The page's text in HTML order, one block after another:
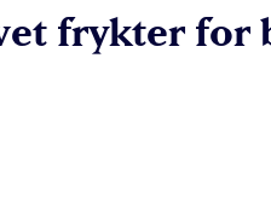
frykter for